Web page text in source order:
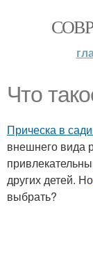
Что
Прическа в
внешнего вида
других детей. Но
выбрать?